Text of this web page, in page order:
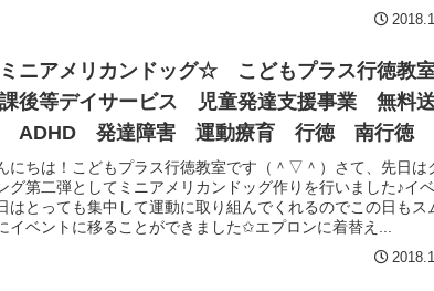
ニアメリカンドッグ☆ こどもプラス行徳教
後等デイサービス 児童発達支援事業 無料
ADHD 発達障害 運動療育 行徳 南行徳
市川市 浦安市
にちは！こどもプラス行徳教室です（＾▽＾）さて、先日は
グ第二弾としてミニアメリカンドッグ作りを行いました♪イ
はとっても集中して運動に取り組んでくれるのでこの日もス
イベントに移ることができました✩エプロンに着替え...